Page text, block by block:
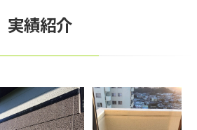
実績紹介